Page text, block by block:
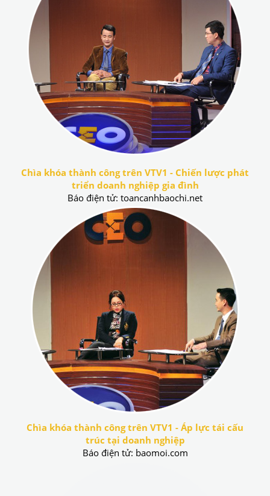
Chìa khóa thành công trên VTV1 - Chiến lược phát
triển doanh nghiệp gia đình
Báo điện tử: toancanhbaochi.net
Chìa khóa thành công trên VTV1 - Áp lực tái cấu
trúc tại doanh nghiệp
Báo điện tử: baomoi.com